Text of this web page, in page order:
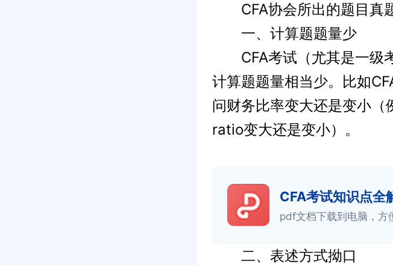
CFA协会所出的题目真
一、计算题题量少
CFA考试（尤其是一级考
计算题题量相当少。比如
问财务比率变大还是变小
ratio变大还是变小）。
CFA考试知识点全
pdf文档下载到电脑，方
二、表述方式拗口